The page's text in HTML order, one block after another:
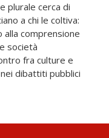
plurale cerca di
a chi le coltiva:
alla comprensione
società
fra culture e
dibattiti pubblici
di lunghissima
e
come strumento
di tutti i